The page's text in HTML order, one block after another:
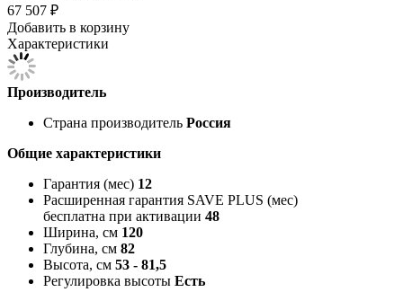
67 507 ₽
Добавить в корзину
Характеристики
Производитель
Страна производитель Россия
Общие характеристики
Гарантия (мес) 12
Расширенная гарантия SAVE PLUS (мес)
бесплатна при активации 48
Ширина, см 120
Глубина, см 82
Высота, см 53 - 81,5
Регулировка высоты Есть